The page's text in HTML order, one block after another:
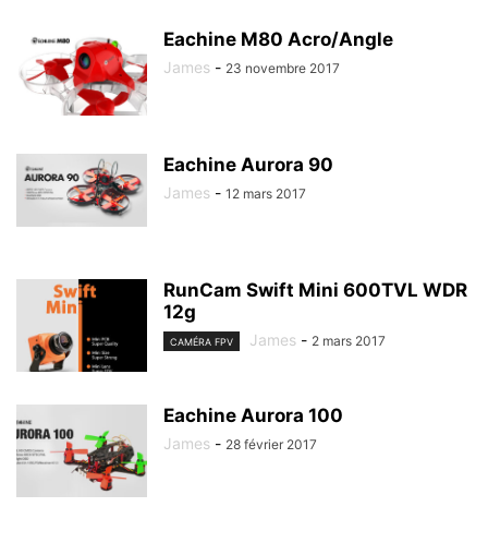
Eachine M80 Acro/Angle
James - 23 novembre 2017
Eachine Aurora 90
James - 12 mars 2017
RunCam Swift Mini 600TVL WDR
12g
CAMÉRA FPV James - 2 mars 2017
Eachine Aurora 100
James - 28 février 2017